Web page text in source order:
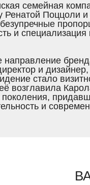
семейная
Ренатой Поццоли
и специализация
направление
и дизайнер,
стало
возглавила
поколения,
и